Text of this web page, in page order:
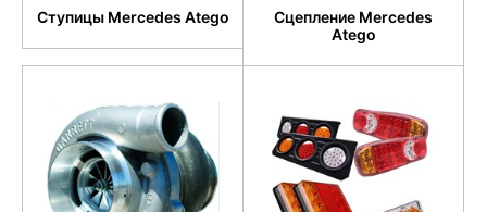
Ступицы Mercedes Atego
Сцепление Mercedes
Atego